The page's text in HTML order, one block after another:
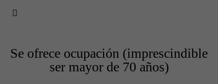
Se ofrece ocupación (imprescindible
ser mayor de 70 años)